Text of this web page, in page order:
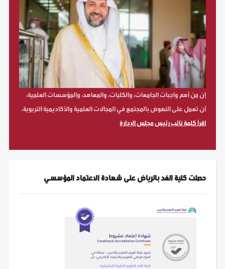
إن من أهم واجبات الجامعات، والكليات، والمعاهد، والمؤسسات العلمية،
أن تعمل على النهوض بالمجتمع في المجالات العلمية والأكاديمية التربوية،
اقرأ كلمة نائب رئيس مجلس الإدارة
حصلت كلية الغد بالرياض على شهادة الاعتماد المؤسسي